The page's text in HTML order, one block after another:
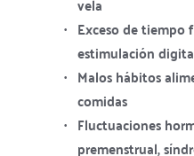
Exceso de
estimulación
Malos hábitos
comidas
Fluctuaciones
premenstrual,